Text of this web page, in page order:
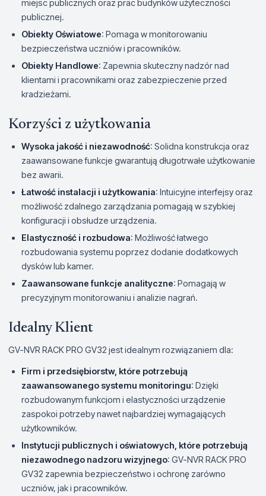
miejsc publicznych oraz prac budynków użyteczności
publicznej.
Obiekty Oświatowe: Pomaga w monitorowaniu
bezpieczeństwa uczniów i pracowników.
Obiekty Handlowe: Zapewnia skuteczny nadzór nad
klientami i pracownikami oraz zabezpieczenie przed
kradzieżami.
Korzyści z użytkowania
Wysoka jakość i niezawodność: Solidna konstrukcja oraz
zaawansowane funkcje gwarantują długotrwałe użytkowanie
bez awarii.
Łatwość instalacji i użytkowania: Intuicyjne interfejsy oraz
możliwość zdalnego zarządzania pomagają w szybkiej
konfiguracji i obsłudze urządzenia.
Elastyczność i rozbudowa: Możliwość łatwego
rozbudowania systemu poprzez dodanie dodatkowych
dysków lub kamer.
Zaawansowane funkcje analityczne: Pomagają w
precyzyjnym monitorowaniu i analizie nagrań.
Idealny Klient
GV-NVR RACK PRO GV32 jest idealnym rozwiązaniem dla:
Firm i przedsiębiorstw, które potrzebują
zaawansowanego systemu monitoringu: Dzięki
rozbudowanym funkcjom i elastyczności urządzenie
zaspokoi potrzeby nawet najbardziej wymagających
użytkowników.
Instytucji publicznych i oświatowych, które potrzebują
niezawodnego nadzoru wizyjnego: GV-NVR RACK PRO
GV32 zapewnia bezpieczeństwo i ochronę zarówno
uczniów, jak i pracowników.